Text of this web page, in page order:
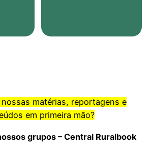
nossas matérias, reportagens e
em primeira mão?
grupos – Central Ruralbook